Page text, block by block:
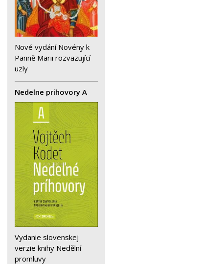
Nové vydání Novény k
Panně Marii rozvazující
uzly
Nedelne prihovory A
Vydanie slovenskej
verzie knihy Nedělní
promluvy